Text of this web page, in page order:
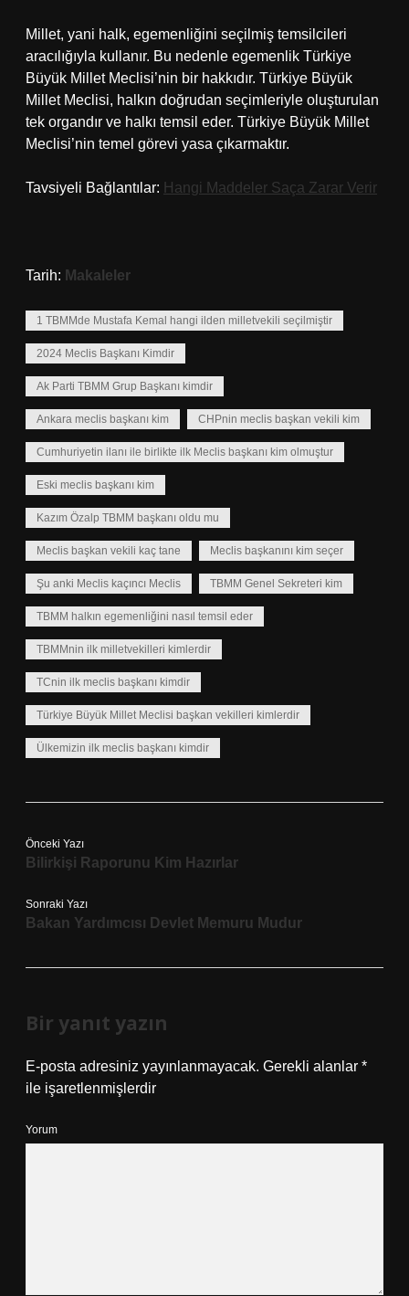
Millet, yani halk, egemenliğini seçilmiş temsilcileri
aracılığıyla kullanır. Bu nedenle egemenlik Türkiye
Büyük Millet Meclisi’nin bir hakkıdır. Türkiye Büyük
Millet Meclisi, halkın doğrudan seçimleriyle oluşturulan
tek organdır ve halkı temsil eder. Türkiye Büyük Millet
Meclisi’nin temel görevi yasa çıkarmaktır.
Tavsiyeli Bağlantılar: Hangi Maddeler Saça Zarar Verir
Tarih: Makaleler
1 TBMMde Mustafa Kemal hangi ilden milletvekili seçilmiştir
2024 Meclis Başkanı Kimdir
Ak Parti TBMM Grup Başkanı kimdir
Ankara meclis başkanı kim CHPnin meclis başkan vekili kim
Cumhuriyetin ilanı ile birlikte ilk Meclis başkanı kim olmuştur
Eski meclis başkanı kim
Kazım Özalp TBMM başkanı oldu mu
Meclis başkan vekili kaç tane Meclis başkanını kim seçer
Şu anki Meclis kaçıncı Meclis TBMM Genel Sekreteri kim
TBMM halkın egemenliğini nasıl temsil eder
TBMMnin ilk milletvekilleri kimlerdir
TCnin ilk meclis başkanı kimdir
Türkiye Büyük Millet Meclisi başkan vekilleri kimlerdir
Ülkemizin ilk meclis başkanı kimdir
Önceki Yazı
Bilirkişi Raporunu Kim Hazırlar
Sonraki Yazı
Bakan Yardımcısı Devlet Memuru Mudur
Bir yanıt yazın
E-posta adresiniz yayınlanmayacak. Gerekli alanlar *
ile işaretlenmişlerdir
Yorum